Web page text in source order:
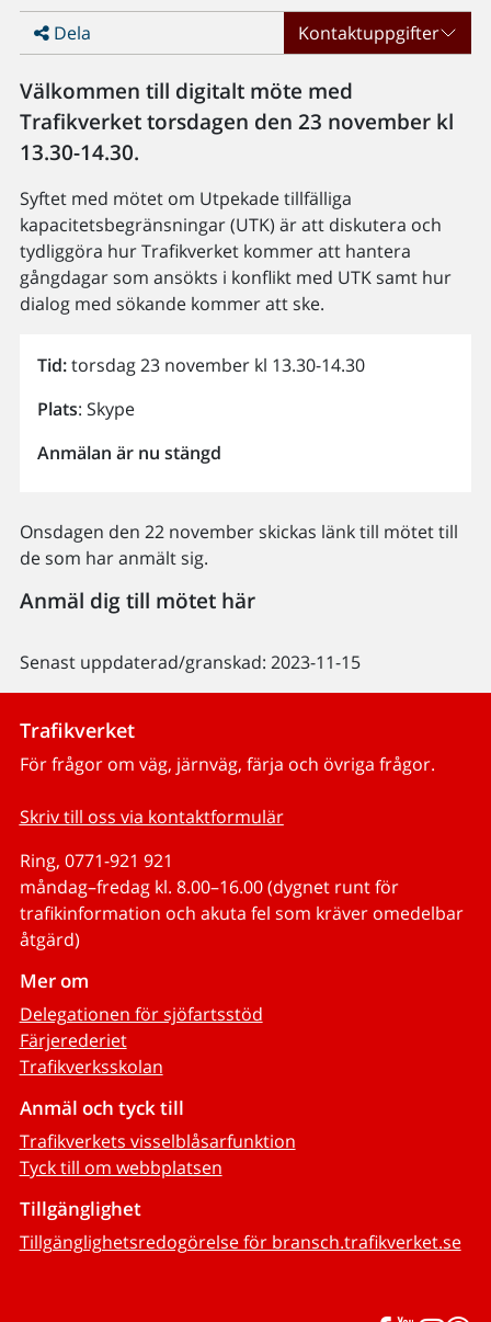
Dela Kontaktuppgifter
Välkommen till digitalt möte med
Trafikverket torsdagen den 23 november kl
13.30-14.30.
Syftet med mötet om Utpekade tillfälliga
kapacitetsbegränsningar (UTK) är att diskutera och
tydliggöra hur Trafikverket kommer att hantera
gångdagar som ansökts i konflikt med UTK samt hur
dialog med sökande kommer att ske.
Tid:torsdag 23 november kl 13.30-14.30
Plats: Skype
Anmälan är nu stängd
Onsdagen den 22 november skickas länk till mötet till
de som har anmält sig.
Anmäl dig till mötet här
Senast uppdaterad/granskad: 2023-11-15
Trafikverket
För frågor om väg, järnväg, färja och övriga frågor.
Skriv till oss via kontaktformulär
Ring, 0771-921 921
måndag–fredag kl. 8.00–16.00 (dygnet runt för
trafikinformation och akuta fel som kräver omedelbar
åtgärd)
Mer om
Delegationen för sjöfartsstöd
Färjerederiet
Trafikverksskolan
Anmäl och tyck till
Trafikverkets visselblåsarfunktion
Tyck till om webbplatsen
Tillgänglighet
Tillgänglighetsredogörelse för bransch.trafikverket.se